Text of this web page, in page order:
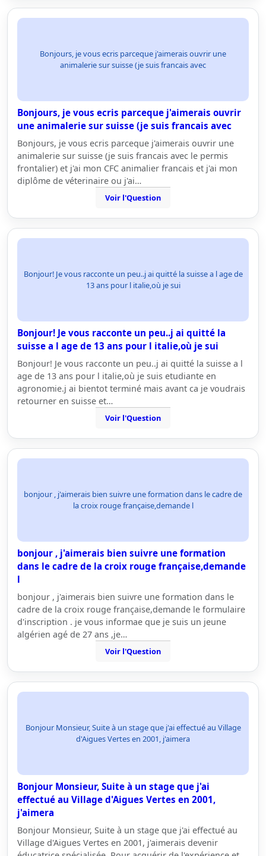
Bonjours, je vous ecris parceque j'aimerais ouvrir une
animalerie sur suisse (je suis francais avec
Bonjours, je vous ecris parceque j'aimerais ouvrir
une animalerie sur suisse (je suis francais avec
Bonjours, je vous ecris parceque j'aimerais ouvrir une
animalerie sur suisse (je suis francais avec le permis
frontalier) et j'ai mon CFC animalier francais et j'ai mon
diplôme de véterinaire ou j'ai…
Voir l'Question
Bonjour! Je vous racconte un peu..j ai quitté la suisse a l age de
13 ans pour l italie,où je sui
Bonjour! Je vous racconte un peu..j ai quitté la
suisse a l age de 13 ans pour l italie,où je sui
Bonjour! Je vous racconte un peu..j ai quitté la suisse a l
age de 13 ans pour l italie,où je suis etudiante en
agronomie.j ai bientot terminé mais avant ca je voudrais
retourner en suisse et…
Voir l'Question
bonjour , j'aimerais bien suivre une formation dans le cadre de
la croix rouge française,demande l
bonjour , j'aimerais bien suivre une formation
dans le cadre de la croix rouge française,demande
l
bonjour , j'aimerais bien suivre une formation dans le
cadre de la croix rouge française,demande le formulaire
d'inscription . je vous informae que je suis un jeune
algérien agé de 27 ans ,je…
Voir l'Question
Bonjour Monsieur, Suite à un stage que j'ai effectué au Village
d'Aigues Vertes en 2001, j'aimera
Bonjour Monsieur, Suite à un stage que j'ai
effectué au Village d'Aigues Vertes en 2001,
j'aimera
Bonjour Monsieur, Suite à un stage que j'ai effectué au
Village d'Aigues Vertes en 2001, j'aimerais devenir